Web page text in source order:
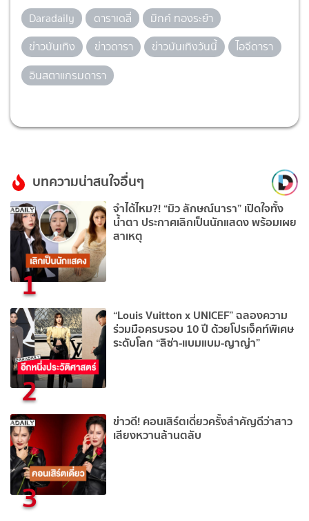
Daradaily ดาราเดลี่
มิกค์ ทองระย้า
ข่าวบันเทิง
ข่าวดารา ข่าวบันเทิงวันนี้
ไอจีดารา
อินสตาแกรมดารา
บทความน่าสนใจอื่นๆ
1
จำได้ไหม?! “มิว ลักษณ์นารา” เปิดใจทั้ง
น้ำตา ประกาศเลิกเป็นนักแสดง พร้อมเผย
สาเหตุ
2
“Louis Vuitton x UNICEF” ฉลองความ
ร่วมมือครบรอบ 10 ปี ด้วยโปรเจ็คท์พิเศษ
ระดับโลก “ลิซ่า-แบมแบม-ญาญ่า”
3
ข่าวดี! คอนเสิร์ตเดี่ยวครั้งสำคัญดีว่าสาว
เสียงหวานล้านตลับ